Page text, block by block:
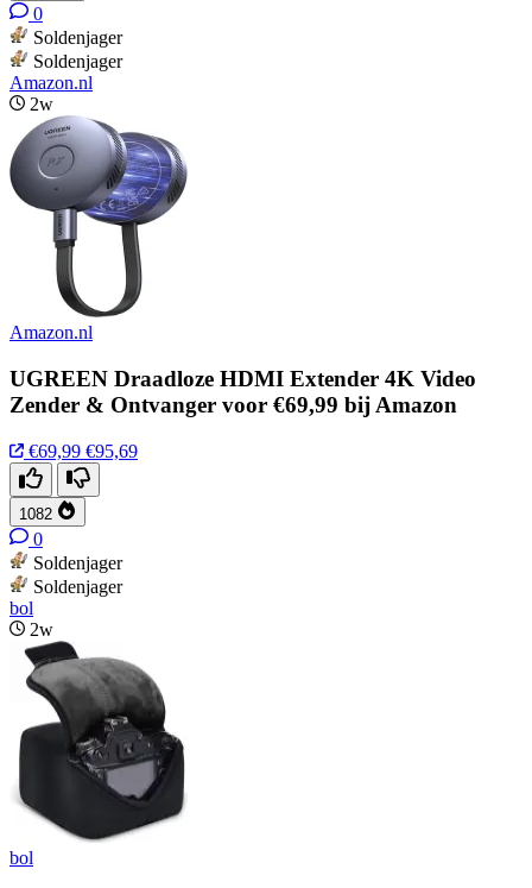
0
Soldenjager
Soldenjager
Amazon.nl
2w
Amazon.nl
UGREEN Draadloze HDMI Extender 4K Video
Zender & Ontvanger voor €69,99 bij Amazon
€69,99 €95,69
1082
0
Soldenjager
Soldenjager
bol
2w
bol